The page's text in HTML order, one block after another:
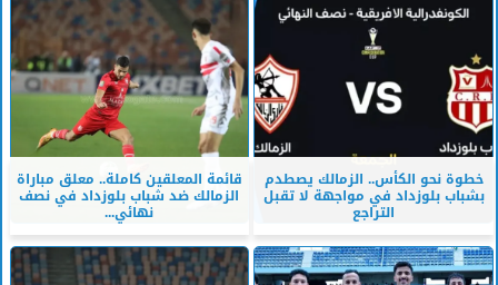
خطوة نحو الكأس.. الزمالك يصطدم
بشباب بلوزداد في مواجهة لا تقبل
التراجع
قائمة المعلقين كاملة.. معلق مباراة
الزمالك ضد شباب بلوزداد في نصف
نهائي...